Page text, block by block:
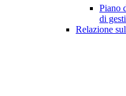
Piano
di
Relazione